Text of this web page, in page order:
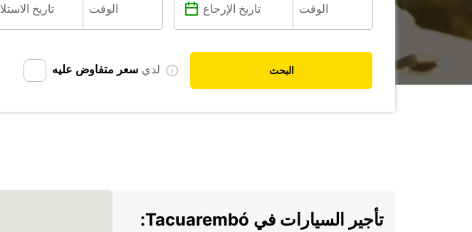
لدي سعر متفاوض عليه البحث
تأجير السيارات في Tacuarembó: